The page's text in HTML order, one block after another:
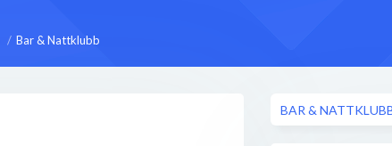
Bar & Nattklubb
BAR &